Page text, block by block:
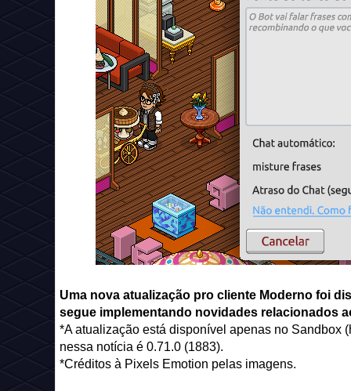
Uma nova atualização pro cliente Moderno foi
segue implementando novidades relacionados
*A atualização está disponível apenas no Sandbox
nessa notícia é 0.71.0 (1883).
*Créditos à Pixels Emotion pelas imagens.